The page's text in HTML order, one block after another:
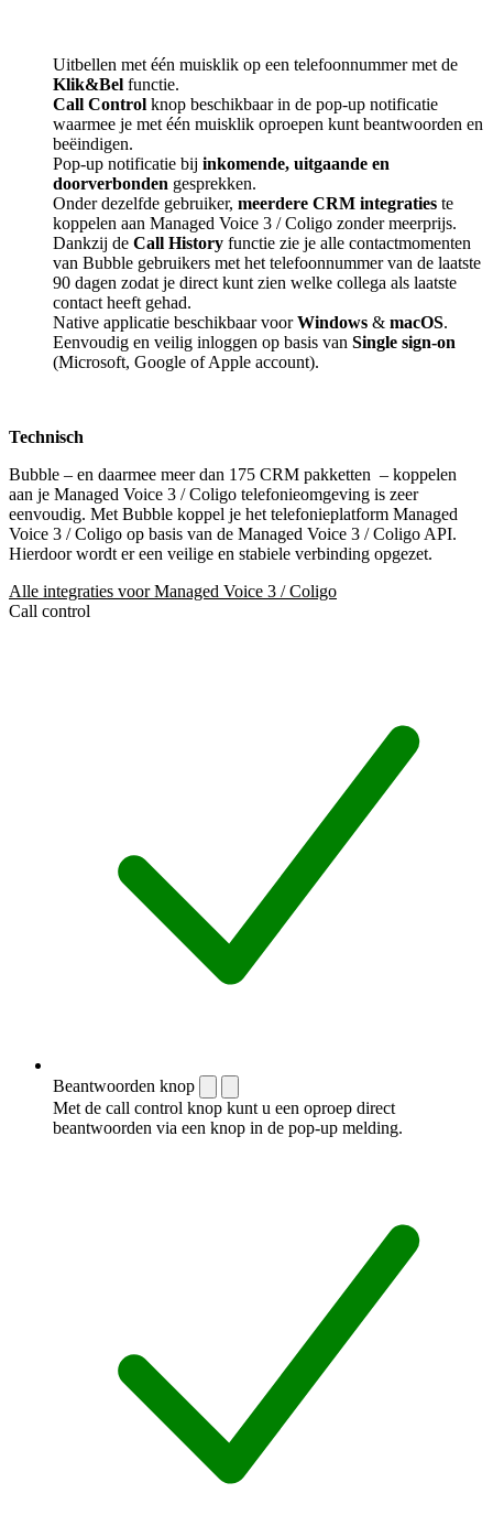
Uitbellen met één muisklik op een telefoonnummer met de
Klik&Bel functie.
Call Control knop beschikbaar in de pop-up notificatie
waarmee je met één muisklik oproepen kunt beantwoorden en
beëindigen.
Pop-up notificatie bij inkomende, uitgaande en
doorverbonden gesprekken.
Onder dezelfde gebruiker, meerdere CRM integraties te
koppelen aan Managed Voice 3 / Coligo zonder meerprijs.
Dankzij de Call History functie zie je alle contactmomenten
van Bubble gebruikers met het telefoonnummer van de laatste
90 dagen zodat je direct kunt zien welke collega als laatste
contact heeft gehad.
Native applicatie beschikbaar voorWindows & macOS.
Eenvoudig en veilig inloggen op basis van Single sign-on
(Microsoft, Google of Apple account).
Technisch
Bubble – en daarmee meer dan 175 CRM pakketten – koppelen
aan je Managed Voice 3 / Coligo telefonieomgeving is zeer
eenvoudig. Met Bubble koppel je het telefonieplatform Managed
Voice 3 / Coligo op basis van de Managed Voice 3 / Coligo API.
Hierdoor wordt er een veilige en stabiele verbinding opgezet.
Alle integraties voor Managed Voice 3 / Coligo
Call control
Beantwoorden knop
Met de call control knop kunt u een oproep direct
beantwoorden via een knop in de pop-up melding.